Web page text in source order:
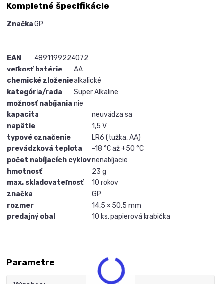
Kompletné špecifikácie
ZnačkaGP
EAN
4891199224072
veľkosť batérie
AA
chemické zloženiealkalické
kategória/rada
Super Alkaline
možnosť nabíjania nie
kapacita
neuvádza sa
napätie
1,5 V
typové označenie
LR6 (tužka, AA)
prevádzková teplota
-18 °C až +50 °C
počet nabíjacích cyklovnenabíjacie
hmotnosť
23 g
max. skladovateľnosť
10 rokov
značka
GP
rozmer
14,5 × 50,5 mm
predajný obal
10 ks, papierová krabička
Parametre